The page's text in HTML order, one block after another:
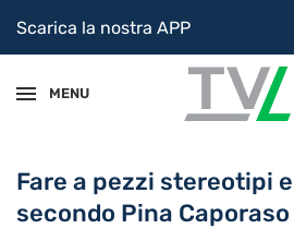
Scarica la nostra APP
MENU
Fare a pezzi stereotipi
secondo Pina Caporaso